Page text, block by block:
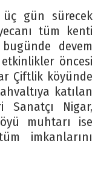
üç gün sürecek
tüm kenti
devem
öncesi
Çiftlik köyünde
katılan
Sanatçı Nigar,
muhtarı ise
imkanlarını